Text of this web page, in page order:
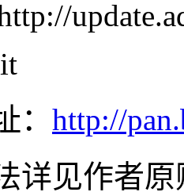
： http://
详见作者原